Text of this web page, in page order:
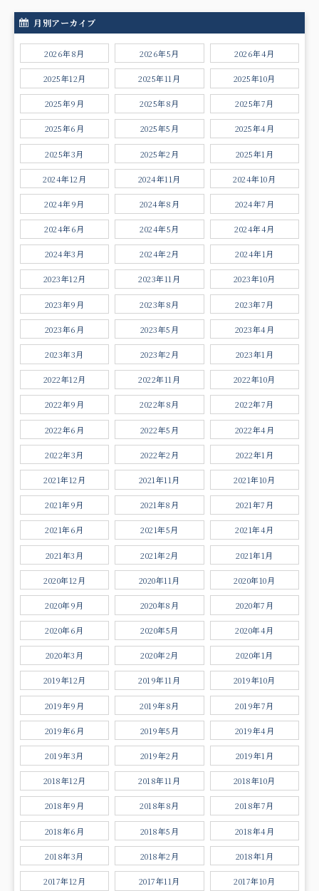
月別アーカイブ
2026年8月 2026年5月 2026年4月
2025年12月 2025年11月 2025年10月
2025年9月 2025年8月 2025年7月
2025年6月 2025年5月 2025年4月
2025年3月 2025年2月 2025年1月
2024年12月 2024年11月 2024年10月
2024年9月 2024年8月 2024年7月
2024年6月 2024年5月 2024年4月
2024年3月 2024年2月 2024年1月
2023年12月 2023年11月 2023年10月
2023年9月 2023年8月 2023年7月
2023年6月 2023年5月 2023年4月
2023年3月 2023年2月 2023年1月
2022年12月 2022年11月 2022年10月
2022年9月 2022年8月 2022年7月
2022年6月 2022年5月 2022年4月
2022年3月 2022年2月 2022年1月
2021年12月 2021年11月 2021年10月
2021年9月 2021年8月 2021年7月
2021年6月 2021年5月 2021年4月
2021年3月 2021年2月 2021年1月
2020年12月 2020年11月 2020年10月
2020年9月 2020年8月 2020年7月
2020年6月 2020年5月 2020年4月
2020年3月 2020年2月 2020年1月
2019年12月 2019年11月 2019年10月
2019年9月 2019年8月 2019年7月
2019年6月 2019年5月 2019年4月
2019年3月 2019年2月 2019年1月
2018年12月 2018年11月 2018年10月
2018年9月 2018年8月 2018年7月
2018年6月 2018年5月 2018年4月
2018年3月 2018年2月 2018年1月
2017年12月 2017年11月 2017年10月